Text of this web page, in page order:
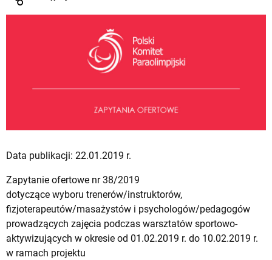
Data publikacji: 22.01.2019 r.
Zapytanie ofertowe nr 38/2019
dotyczące wyboru trenerów/instruktorów,
fizjoterapeutów/masażystów i psychologów/pedagogów
prowadzących zajęcia podczas warsztatów sportowo-
aktywizujących w okresie od 01.02.2019 r. do 10.02.2019 r.
w ramach projektu